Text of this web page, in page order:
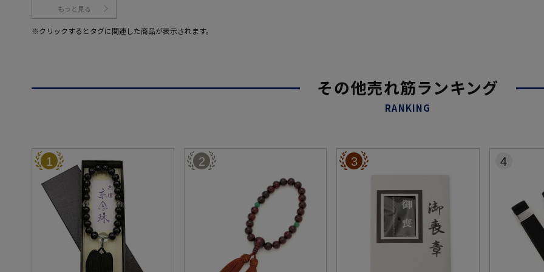
もっと見る
※クリックするとタグに関連した商品が表示されます。
その他売れ筋ランキング
RANKING
1 2 3 4